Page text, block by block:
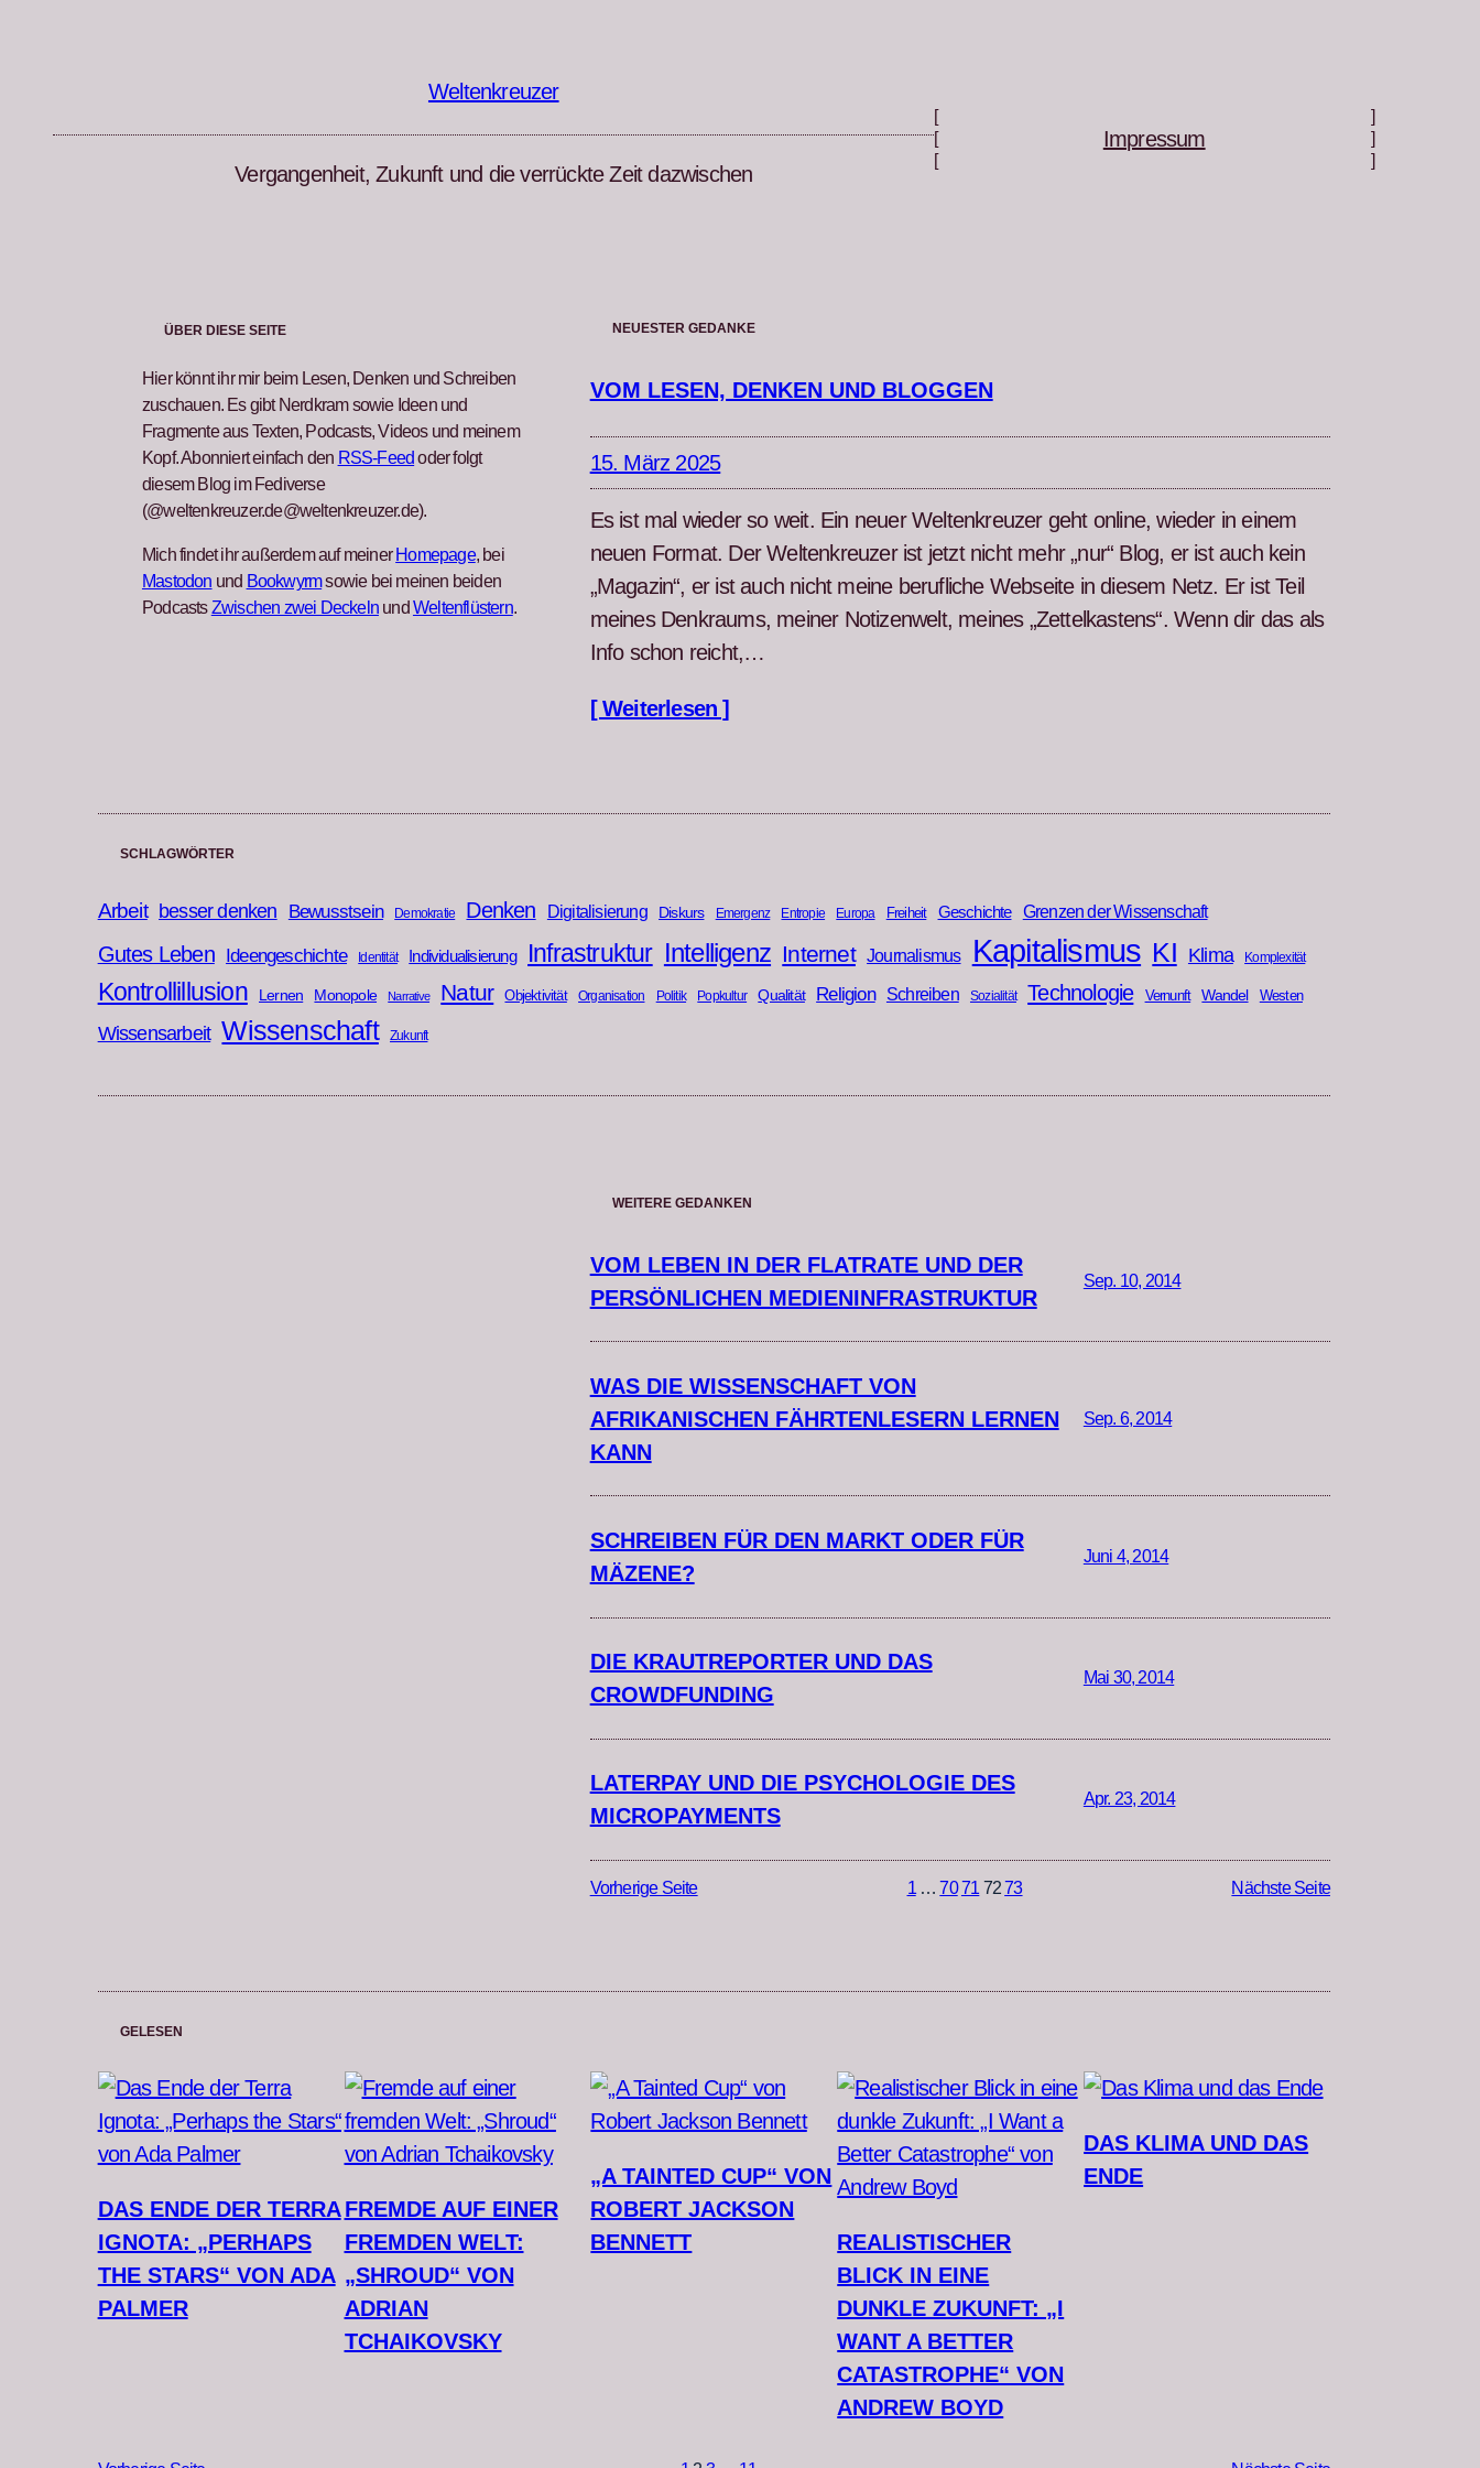
Weltenkreuzer
Vergangenheit, Zukunft und die verrückte Zeit dazwischen
[
[
[
Impressum
]
]
]
ÜBER DIESE SEITE
Hier könnt ihr mir beim Lesen, Denken und Schreiben
zuschauen. Es gibt Nerdkram sowie Ideen und
Fragmente aus Texten, Podcasts, Videos und meinem
Kopf. Abonniert einfach den RSS-Feed oder folgt
diesem Blog im Fediverse
(@weltenkreuzer.de@weltenkreuzer.de).
Mich findet ihr außerdem auf meiner Homepage, bei
Mastodon und Bookwyrmsowie bei meinen beiden
PodcastsZwischen zwei Deckelnund Weltenflüstern.
NEUESTER GEDANKE
VOM LESEN, DENKEN UND BLOGGEN
15. März 2025
Es ist mal wieder so weit. Ein neuer Wel­tenkreuzer geht online, wieder in einem
neuen For­mat. Der Wel­tenkreuzer ist jet­zt nicht mehr „nur“ Blog, er ist auch kein
„Mag­a­zin“, er ist auch nicht meine beru­fliche Web­seite in diesem Netz. Er ist Teil
meines Denkraums, mein­er Noti­zen­welt, meines „Zettelka­s­tens“. Wenn dir das als
Info schon reicht,…
[ Weiterlesen ]
SCHLAGWÖRTER
Arbeit besser denken Bewusstsein Demokratie Denken Digitalisierung Diskurs Emergenz Entropie Europa Freiheit Geschichte Grenzen der Wissenschaft
Gutes Leben Ideengeschichte Identität Individualisierung Infrastruktur Intelligenz Internet Journalismus Kapitalismus KI Klima Komplexität
Kontrollillusion Lernen Monopole Narrative Natur Objektivität Organisation Politik Popkultur Qualität Religion Schreiben Sozialität Technologie Vernunft Wandel Westen
Wissensarbeit Wissenschaft Zukunft
WEITERE GEDANKEN
VOM LEBEN IN DER FLATRATE UND DER
PERSÖNLICHEN MEDIENINFRASTRUKTUR
Sep. 10, 2014
WAS DIE WISSENSCHAFT VON
AFRIKANISCHEN FÄHRTENLESERN LERNEN
KANN
Sep. 6, 2014
SCHREIBEN FÜR DEN MARKT ODER FÜR
MÄZENE?
Juni 4, 2014
DIE KRAUTREPORTER UND DAS
CROWDFUNDING
Mai 30, 2014
LATERPAY UND DIE PSYCHOLOGIE DES
MICROPAYMENTS
Apr. 23, 2014
Vorherige Seite 1 … 7071 7273 Nächste Seite
GELESEN
DAS ENDE DER TERRA
IGNOTA: „PERHAPS
THE STARS“ VON ADA
PALMER
FREMDE AUF EINER
FREMDEN WELT:
„SHROUD“ VON
ADRIAN
TCHAIKOVSKY
„A TAINTED CUP“ VON
ROBERT JACKSON
BENNETT
REALISTISCHER
BLICK IN EINE
DUNKLE ZUKUNFT: „I
WANT A BETTER
CATASTROPHE“ VON
ANDREW BOYD
DAS KLIMA UND DAS
ENDE